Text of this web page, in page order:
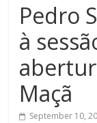
Pedro
à
Maçã
September 10,